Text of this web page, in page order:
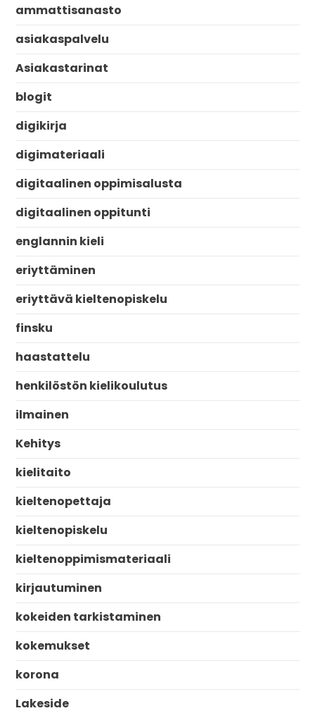
ammattisanasto
asiakaspalvelu
Asiakastarinat
blogit
digikirja
digimateriaali
digitaalinen oppimisalusta
digitaalinen oppitunti
englannin kieli
eriyttäminen
eriyttävä kieltenopiskelu
finsku
haastattelu
henkilöstön kielikoulutus
ilmainen
Kehitys
kielitaito
kieltenopettaja
kieltenopiskelu
kieltenoppimismateriaali
kirjautuminen
kokeiden tarkistaminen
kokemukset
korona
Lakeside